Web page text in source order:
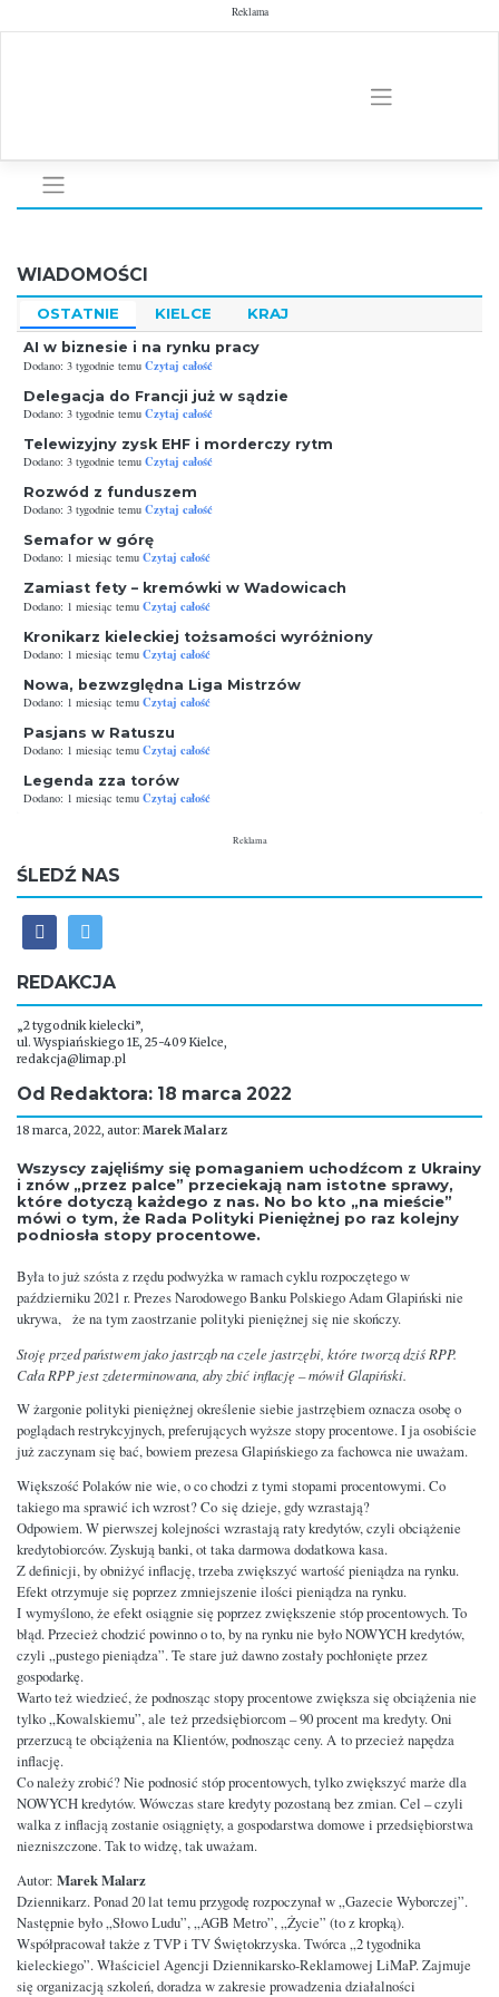
to
Reklama
Od Redaktora: 18 marca 2022
18 marca, 2022, autor: Marek Malarz
Wszyscy zajęliśmy się pomaganiem uchodźcom z Ukrainy
i znów „przez palce” przeciekają nam istotne sprawy,
które dotyczą każdego z nas. No bo kto „na mieście”
mówi o tym, że Rada Polityki Pieniężnej po raz kolejny
podniosła stopy procentowe.
Była to już szósta z rzędu podwyżka w ramach cyklu rozpoczętego w
październiku 2021 r. Prezes Narodowego Banku Polskiego Adam Glapiński nie
ukrywa, że na tym zaostrzanie polityki pieniężnej się nie skończy.
Stoję przed państwem jako jastrząb na czele jastrzębi, które tworzą dziś RPP.
Cała RPP jest zdeterminowana, aby zbić inflację – mówił Glapiński.
W żargonie polityki pieniężnej określenie siebie jastrzębiem oznacza osobę o
poglądach restrykcyjnych, preferujących wyższe stopy procentowe. I ja osobiście
już zaczynam się bać, bowiem prezesa Glapińskiego za fachowca nie uważam.
Większość Polaków nie wie, o co chodzi z tymi stopami procentowymi. Co
takiego ma sprawić ich wzrost? Co się dzieje, gdy wzrastają?
Odpowiem. W pierwszej kolejności wzrastają raty kredytów, czyli obciążenie
kredytobiorców. Zyskują banki, ot taka darmowa dodatkowa kasa.
Z definicji, by obniżyć inflację, trzeba zwiększyć wartość pieniądza na rynku.
Efekt otrzymuje się poprzez zmniejszenie ilości pieniądza na rynku.
I wymyślono, że efekt osiągnie się poprzez zwiększenie stóp procentowych. To
błąd. Przecież chodzić powinno o to, by na rynku nie było NOWYCH kredytów,
czyli „pustego pieniądza”. Te stare już dawno zostały pochłonięte przez
gospodarkę.
Warto też wiedzieć, że podnosząc stopy procentowe zwiększa się obciążenia nie
tylko „Kowalskiemu”, ale też przedsiębiorcom – 90 procent ma kredyty. Oni
przerzucą te obciążenia na Klientów, podnosząc ceny. A to przecież napędza
inflację.
Co należy zrobić? Nie podnosić stóp procentowych, tylko zwiększyć marże dla
NOWYCH kredytów. Wówczas stare kredyty pozostaną bez zmian. Cel – czyli
walka z inflacją zostanie osiągnięty, a gospodarstwa domowe i przedsiębiorstwa
niezniszczone. Tak to widzę, tak uważam.
Autor: Marek Malarz
Dziennikarz. Ponad 20 lat temu przygodę rozpoczynał w „Gazecie Wyborczej”.
Następnie było „Słowo Ludu”, „AGB Metro”, „Życie” (to z kropką).
Współpracował także z TVP i TV Świętokrzyska. Twórca „2 tygodnika
kieleckiego”. Właściciel Agencji Dziennikarsko-Reklamowej LiMaP. Zajmuje
się organizacją szkoleń, doradza w zakresie prowadzenia działalności
WIADOMOŚCI
OSTATNIE KIELCE KRAJ
AI w biznesie i na rynku pracy
Dodano: 3 tygodnie temu Czytaj całość
Delegacja do Francji już w sądzie
Dodano: 3 tygodnie temu Czytaj całość
Telewizyjny zysk EHF i morderczy rytm
Dodano: 3 tygodnie temu Czytaj całość
Rozwód z funduszem
Dodano: 3 tygodnie temu Czytaj całość
Semafor w górę
Dodano: 1 miesiąc temu Czytaj całość
Zamiast fety – kremówki w Wadowicach
Dodano: 1 miesiąc temu Czytaj całość
Kronikarz kieleckiej tożsamości wyróżniony
Dodano: 1 miesiąc temu Czytaj całość
Nowa, bezwzględna Liga Mistrzów
Dodano: 1 miesiąc temu Czytaj całość
Pasjans w Ratuszu
Dodano: 1 miesiąc temu Czytaj całość
Legenda zza torów
Dodano: 1 miesiąc temu Czytaj całość
Reklama
ŚLEDŹ NAS
REDAKCJA
„2 tygodnik kielecki”,
ul. Wyspiańskiego 1E, 25-409 Kielce,
redakcja@limap.pl